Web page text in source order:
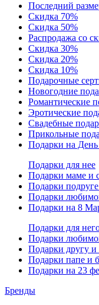
Последний
Скидка 70%
Скидка 50%
Распродажа со
Скидка 30%
Скидка 20%
Скидка 10%
Подарочные
Новогодние
Романтические
Эротические
Свадебные
Прикольные
Подарки на
Подарки для нее
Подарки маме и
Подарки
Подарки
Подарки на 8
Подарки для
Подарки
Подарки другу и
Подарки папе и
Подарки на 23
Бренды